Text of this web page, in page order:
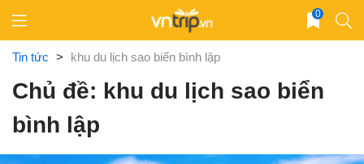
content
0
Tin tức > khu du lịch sao biển bình lập
Chủ đề: khu du lịch sao biển
bình lập